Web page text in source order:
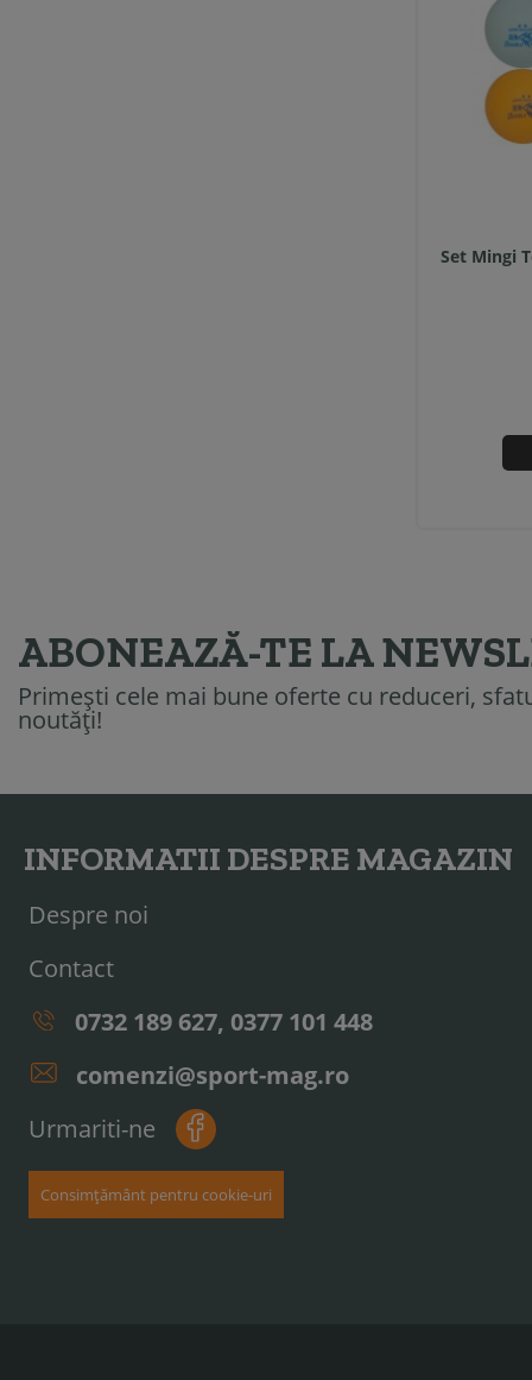
Set Mingi
ABONEAZĂ-TE LA
Primești cele mai bune oferte cu reduceri,
noutăți!
INFORMATII DESPRE MAGAZIN
Despre noi
Contact
0732 189 627, 0377 101 448
comenzi@sport-mag.ro
Urmariti-ne
Consimțământ pentru cookie-uri